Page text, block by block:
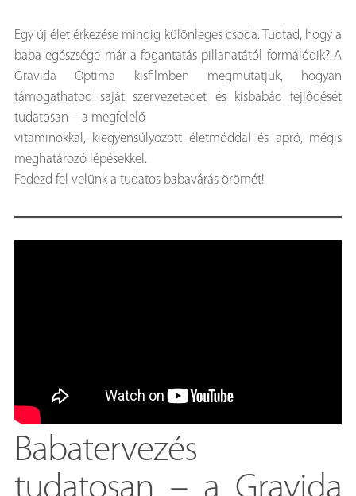
Egy új élet érkezése mindig különleges csoda. Tudtad, hogy a
baba egészsége már a fogantatás pillanatától formálódik? A
Gravida Optima kisfilmben megmutatjuk, hogyan
támogathatod saját szervezetedet és kisbabád fejlődését
tudatosan – a megfelelő
vitaminokkal, kiegyensúlyozott életmóddal és apró, mégis
meghatározó lépésekkel.
Fedezd fel velünk a tudatos babavárás örömét!
Babatervezés